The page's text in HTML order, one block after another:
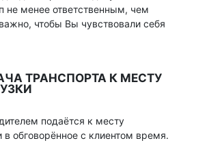
не менее ответственным, чем
чтобы Вы чувствовали себя
ТРАНСПОРТА К МЕСТУ
подаётся к месту
в обговорённое с клиентом время.